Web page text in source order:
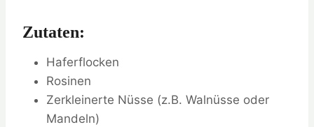
Zutaten:
Haferflocken
Rosinen
Zerkleinerte Nüsse (z.B. Walnüsse oder
Mandeln)